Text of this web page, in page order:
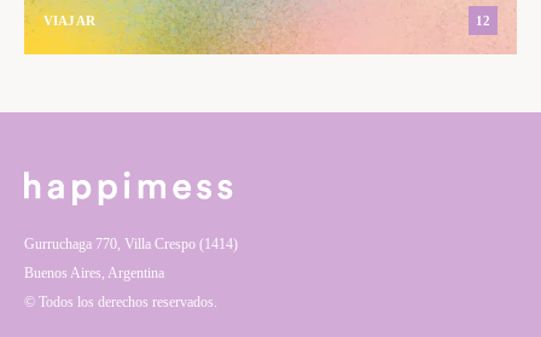
VIAJAR 12
Gurruchaga 770, Villa Crespo (1414)
Buenos Aires, Argentina
© Todos los derechos reservados.